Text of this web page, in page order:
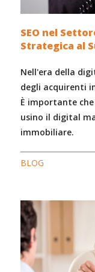
SEO nel
Strategica al
Nell'era della
degli acquirenti
È importante
usino il digital
immobiliare.
BLOG